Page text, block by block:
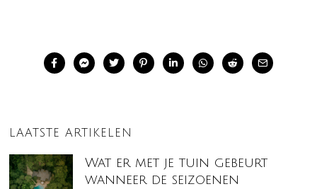
LAATSTE ARTIKELEN
Wat er met je tuin gebeurt
wanneer de seizoenen